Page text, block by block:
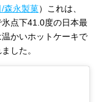
森永製菓）これは、
点下41.0度の日本最
かいホットケーキで
した。